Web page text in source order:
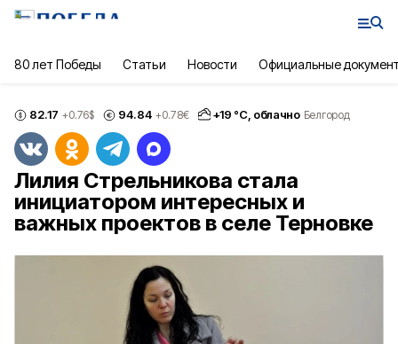
80 лет Победы Статьи Новости Официальные
82.17 +0.76$ 94.84 +0.78€ +19 °С, облачно Белгород
Лилия Стрельникова стала
инициатором интересных и
важных проектов в селе Терновке